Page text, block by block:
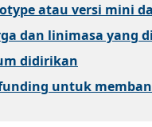
atau versi mini
dan linimasa yang
didirikan
untuk